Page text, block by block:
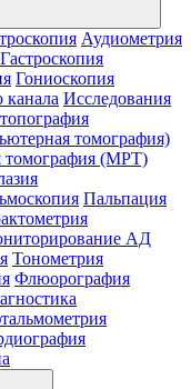
Аудиометрия
Гастроскопия
Гониоскопия
канала Исследования
томография)
томография (МРТ)
Пальпация
АД
Тонометрия
Флюорография